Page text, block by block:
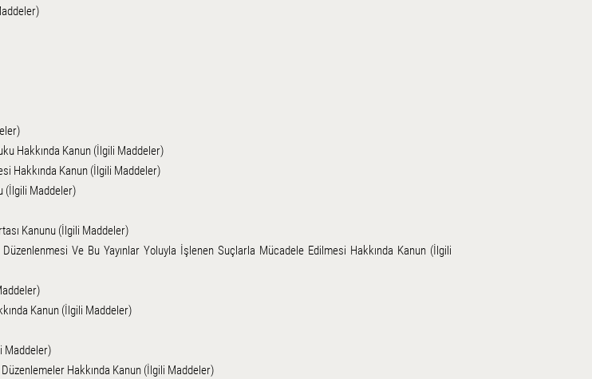
Hakkında Kanun (İlgili Maddeler)
Hakkında Kanun (İlgili Maddeler)
(İlgili Maddeler)
Kanunu (İlgili Maddeler)
Düzenlenmesi Ve Bu Yayınlar Yoluyla İşlenen Suçlarla Mücadele Edilmesi Hakkında Kanun (İlgili
Kanun (İlgili Maddeler)
Maddeler)
Hakkında Kanun (İlgili Maddeler)